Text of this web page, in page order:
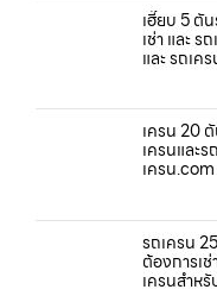
เฮี๊ยบ 5 ตั
เช่า และ ร
และ รถเค
เครน 20
เครนและ
เครน.com
รถเครน
ต้องการเ
เครนสำห